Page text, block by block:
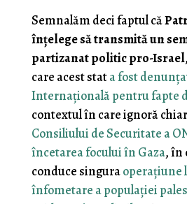
Semnalăm deci faptul că
înţelege să transmită un
partizanat politic pro-Israel
care acest stata fost
Internaţională pentru fapte
contextul în care ignoră chiar
Consiliului de Securitate a
încetarea focului în Gaza, în
conduce singuraoperaţiune
înfometare a populaţiei